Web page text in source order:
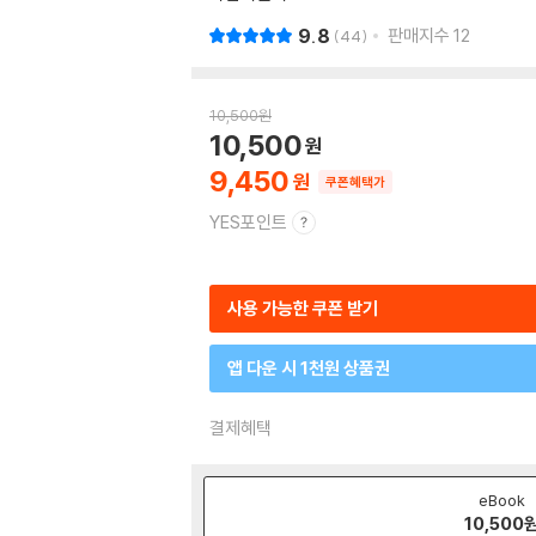
9.8 44 판매지수 12
10,500원
9,450
10,500
쿠폰혜택가
YES포인트
사용 가능한 쿠폰 받기
앱 다운 시 1천원 상품권
결제혜택
eBook
10,500